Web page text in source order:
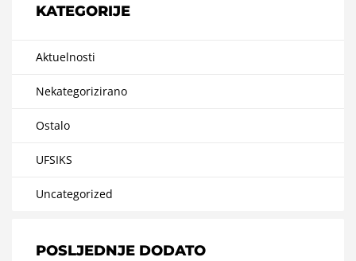
KATEGORIJE
Aktuelnosti
Nekategorizirano
Ostalo
UFSIKS
Uncategorized
POSLJEDNJE DODATO